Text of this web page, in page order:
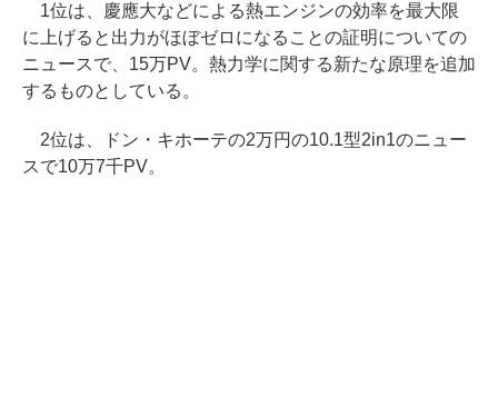
1位は、慶應大などによる熱エンジンの効率を最大限
に上げると出力がほぼゼロになることの証明についての
ニュースで、15万PV。熱力学に関する新たな原理を追加
するものとしている。
2位は、ドン・キホーテの2万円の10.1型2in1のニュー
スで10万7千PV。